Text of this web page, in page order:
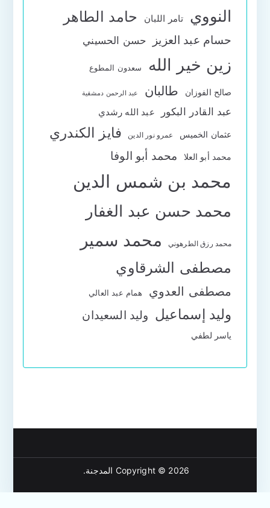
النووي تامر اللبان حامد الطاهر
حسام عبد العزيز حسن الحسيني
زين خير الله سعدون المطوع
صالح الفوزان طالبان عبد الرحمن دمشقية
عبد القادر البكور عبد الله رشدي
عثمان الخميس عمرو نور الدين فايز الكندري
محمد أبو العلا محمد أبو الوفا
محمد بن شمس الدين
محمد حسن عبد الغفار
محمد رزق الطرهوني محمد سمير
مصطفى الشرقاوي
مصطفى العدوي همام عبد العالي
وليد إسماعيل وليد السعيدان
ياسر لطفي
Copyright © 2026 المدجنة.